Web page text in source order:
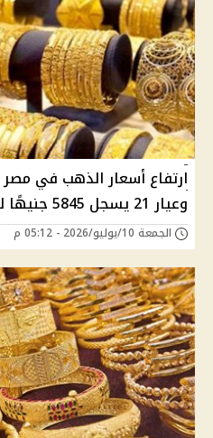
وعيار 21 يسجل 5845 جنيهًا للجرام
الجمعة 10/يوليو/2026 - 05:12 م